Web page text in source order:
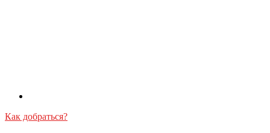
Как добраться?